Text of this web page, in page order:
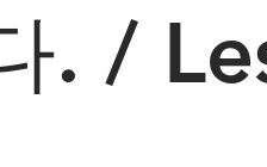
. /